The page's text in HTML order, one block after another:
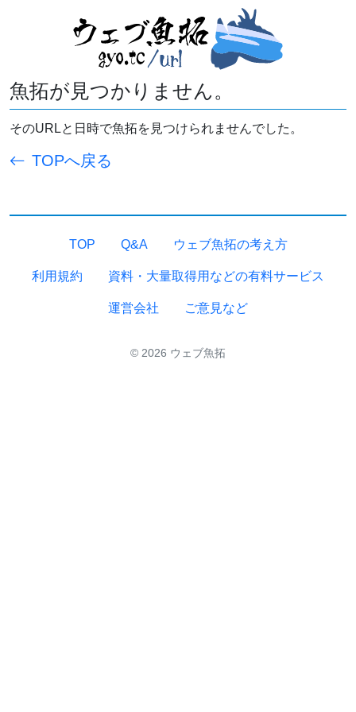
魚拓が見つかりません。
そのURLと日時で魚拓を見つけられませんでした。
TOPへ戻る
TOP Q&A ウェブ魚拓の考え方
利用規約 資料・大量取得用などの有料サービス
運営会社 ご意見など
© 2026 ウェブ魚拓